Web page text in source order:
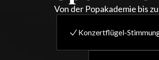
Von der Popakademie bis
Konzertflügel-